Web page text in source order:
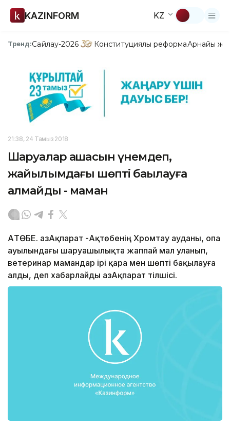
KAZINFORM KZ
Тренд:Сайлау-2026 Конституциялық реформаАрнайы
21:38, 24 Тамыз 2018
Шаруалар ақшасын үнемдеп,
жайылымдағы шөпті бақылауға
алмайды - маман
АҚТӨБЕ. ҚазАқпарат -Ақтөбенің Хромтау ауданы, Қопа
ауылындағы шаруашылықта жаппай мал уланып,
ветеринар мамандар ірі қара мен шөпті бақылауға
алды, деп хабарлайды ҚазАқпарат тілшісі.